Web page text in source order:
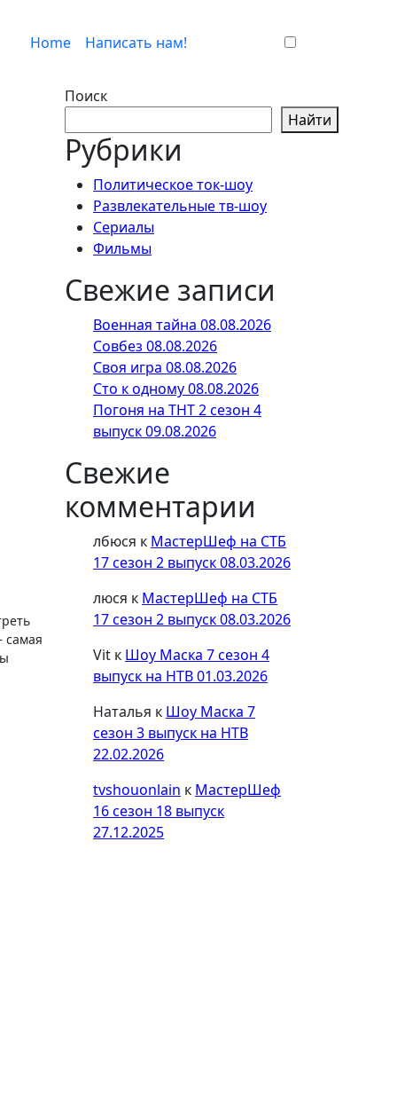
Home Написать нам!
самая
Поиск
Найти
Рубрики
Политическое ток-шоу
Развлекательные тв-шоу
Сериалы
Фильмы
Свежие записи
Военная тайна 08.08.2026
Совбез 08.08.2026
Своя игра 08.08.2026
Сто к одному 08.08.2026
Погоня на ТНТ 2 сезон 4
выпуск 09.08.2026
Свежие
комментарии
лбюся к МастерШеф на СТБ
17 сезон 2 выпуск 08.03.2026
люся к МастерШеф на СТБ
17 сезон 2 выпуск 08.03.2026
Vit к Шоу Маска 7 сезон 4
выпуск на НТВ 01.03.2026
Наталья к Шоу Маска 7
сезон 3 выпуск на НТВ
22.02.2026
tvshouonlain к МастерШеф
16 сезон 18 выпуск
27.12.2025